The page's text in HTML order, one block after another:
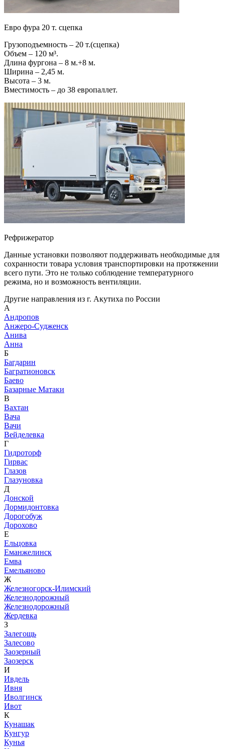
Евро фура 20 т. сцепка
Грузоподъемность – 20 т.(сцепка)
Объем – 120 м³.
Длина фургона – 8 м.+8 м.
Ширина – 2,45 м.
Высота – 3 м.
Вместимость – до 38 европаллет.
Рефрижератор
Данные установки позволяют поддерживать необходимые для
сохранности товара условия транспортировки на протяжении
всего пути. Это не только соблюдение температурного
режима, но и возможность вентиляции.
Другие направления из г. Акутиха по России
А
Андропов
Анжеро-Судженск
Анива
Анна
Б
Багдарин
Багратионовск
Баево
Базарные Матаки
В
Вахтан
Вача
Вачи
Вейделевка
Г
Гидроторф
Гирвас
Глазов
Глазуновка
Д
Донской
Дормидонтовка
Дорогобуж
Дорохово
Е
Ельцовка
Еманжелинск
Емва
Емельяново
Ж
Железногорск-Илимский
Железнодорожный
Железнодорожный
Жердевка
З
Залегощь
Залесово
Заозерный
Заозерск
И
Ивдель
Ивня
Иволгинск
Ивот
К
Кунашак
Кунгур
Кунья